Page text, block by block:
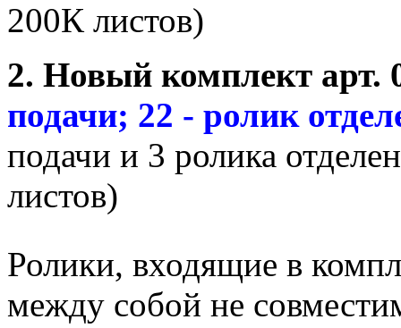
200К листов)
2. Новый комплект арт.
подачи; 22 - ролик
подачи и 3 ролика
листов)
Ролики, входящие в
между собой не